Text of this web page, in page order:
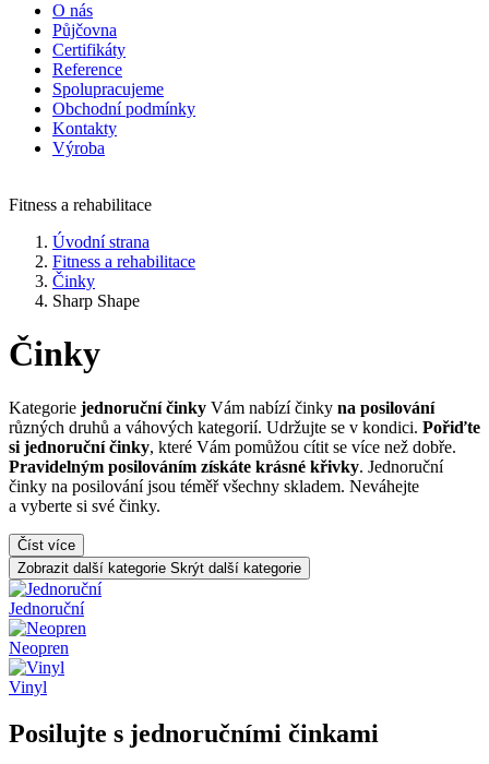
O nás
Půjčovna
Certifikáty
Reference
Spolupracujeme
Obchodní podmínky
Kontakty
Výroba
Fitness a rehabilitace
Úvodní strana
Fitness a rehabilitace
Činky
Sharp Shape
Činky
Kategorie jednoruční činky Vám nabízí činky na posilování
různých druhů a váhových kategorií. Udržujte se v kondici. Pořiďte
si jednoruční činky, které Vám pomůžou cítit se více než dobře.
Pravidelným posilováním získáte krásné křivky. Jednoruční
činky na posilování jsou téměř všechny skladem. Neváhejte
a vyberte si své činky.
Číst více
Zobrazit další kategorie Skrýt další kategorie
Jednoruční
Neopren
Vinyl
Posilujte s jednoručními činkami